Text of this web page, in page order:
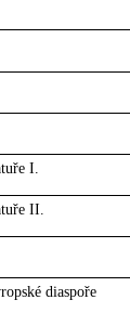
I.
II.
diaspoře